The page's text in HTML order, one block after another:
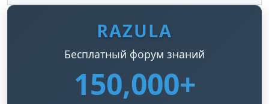
RAZULA
Бесплатный форум знаний
150,000+